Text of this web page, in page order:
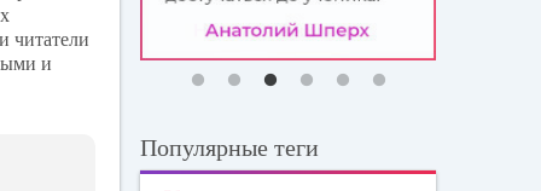
читатели
и
Популярные теги